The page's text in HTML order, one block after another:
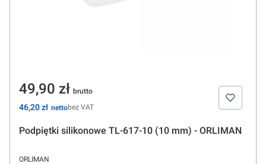
Podpiętki silikonowe TL-617-10 (10 mm) - ORLIMAN
PRODUCENT
ORLIMAN
Cena
49,90 zł
Cena
46,20 zł bez VAT